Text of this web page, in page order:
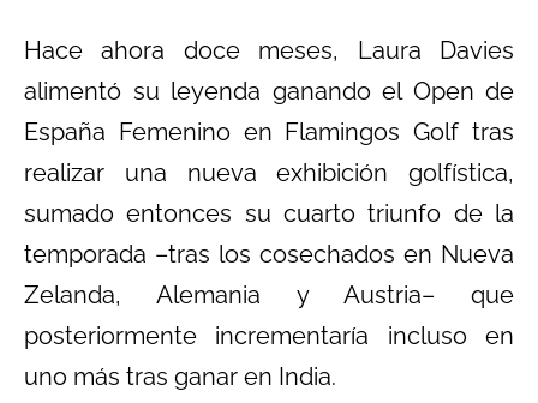
Hace ahora doce meses, Laura Davies
alimentó su leyenda ganando el Open de
España Femenino en Flamingos Golf tras
realizar una nueva exhibición golfística,
sumado entonces su cuarto triunfo de la
temporada –tras los cosechados en Nueva
Zelanda, Alemania y Austria– que
posteriormente incrementaría incluso en
uno más tras ganar en India.